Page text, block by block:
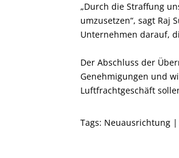
„Durch die Straffung
umzusetzen“, sagt Raj
Unternehmen darauf,
Der Abschluss der
Genehmigungen und
Luftfrachtgeschäft
Tags: Neuausrichtung |